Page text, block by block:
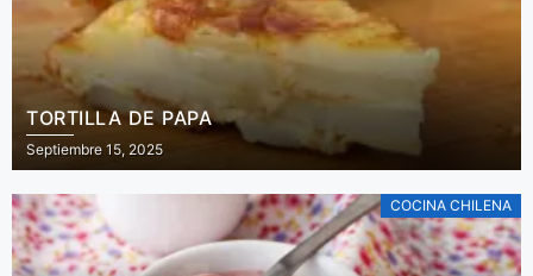
TORTILLA DE PAPA
Septiembre 15, 2025
COCINA CHILENA